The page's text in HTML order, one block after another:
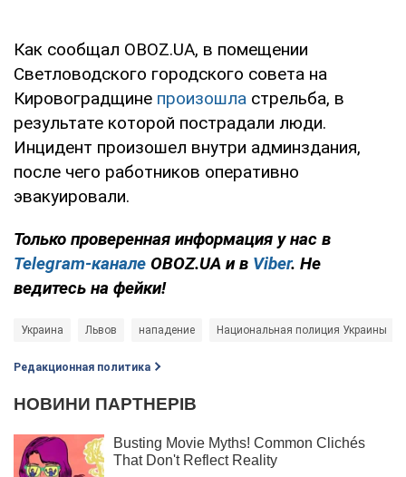
Как сообщал OBOZ.UA, в помещении
Светловодского городского совета на
Кировоградщине произошла стрельба, в
результате которой пострадали люди.
Инцидент произошел внутри админздания,
после чего работников оперативно
эвакуировали.
Только проверенная информация у нас в
Telegram-канале OBOZ.UA и в Viber. Не
ведитесь на фейки!
Украина Львов нападение Национальная полиция Украины
Редакционная политика